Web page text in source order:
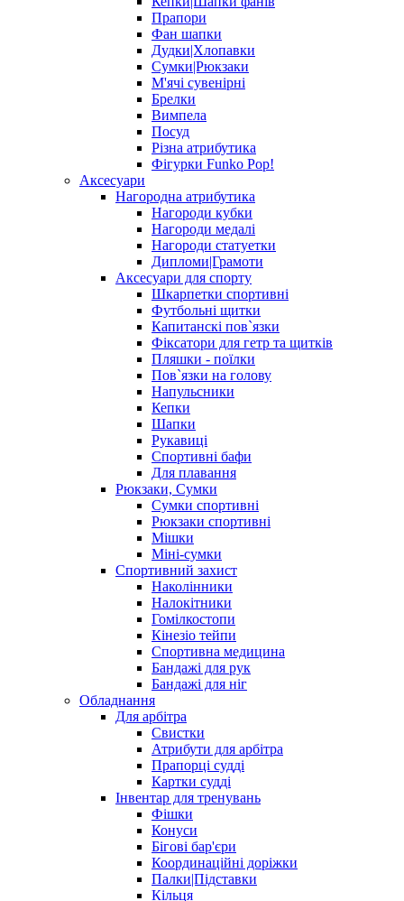
Прапори
Фан шапки
Дудки|Хлопавки
Сумки|Рюкзаки
М'ячі сувенірні
Брелки
Вимпела
Посуд
Різна атрибутика
Фігурки Funko Pop!
Аксесуари
Нагородна атрибутика
Нагороди кубки
Нагороди медалі
Нагороди статуетки
Дипломи|Грамоти
Аксесуари для спорту
Шкарпетки спортивні
Футбольні щитки
Капитанскі пов`язки
Фіксатори для гетр та щитків
Пляшки - поїлки
Пов`язки на голову
Напульсники
Кепки
Шапки
Рукавиці
Спортивні бафи
Для плавання
Рюкзаки, Сумки
Сумки спортивні
Рюкзаки спортивні
Мішки
Міні-сумки
Спортивний захист
Наколінники
Налокітники
Гомілкостопи
Кінезіо тейпи
Спортивна медицина
Бандажі для рук
Бандажі для ніг
Обладнання
Для арбітра
Свистки
Атрибути для арбітра
Прапорці судді
Картки судді
Інвентар для тренувань
Фішки
Конуси
Бігові бар'єри
Координаційні доріжки
Палки|Підставки
Кільця